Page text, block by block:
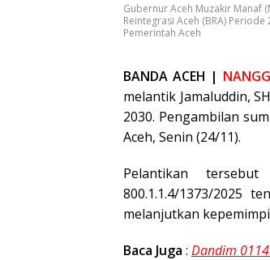
Gubernur Aceh Muzakir Manaf
Reintegrasi Aceh (BRA)
Pemerintah Aceh
BANDA ACEH |
melantik Jamaluddin,
2030. Pengambilan
Aceh, Senin (24/11).
Pelantikan
800.1.1.4/1373/2025
melanjutkan
Baca Juga : Dandim